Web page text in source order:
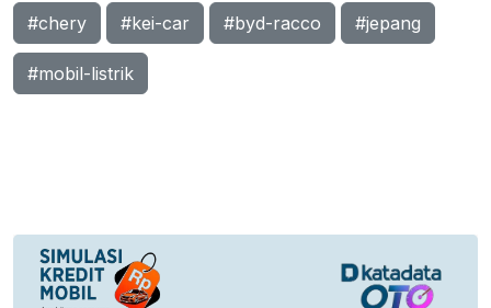
#chery #kei-car #byd-racco #jepang
#mobil-listrik